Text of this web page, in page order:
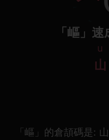
「嶇」
u
山
「嶇」的倉頡碼是: